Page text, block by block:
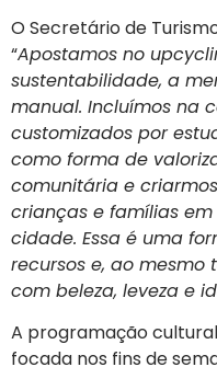
O Secretário de
“Apostamos no
sustentabilidade, a
manual. Incluímos na
customizados por
como forma de
comunitária e
crianças e famílias
cidade. Essa é uma
recursos e, ao
com beleza, leveza e
A programação
focada nos fins de